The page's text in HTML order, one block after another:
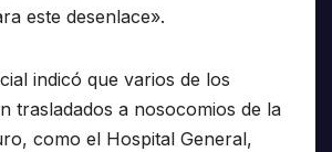
este desenlace».
indicó que varios de los
trasladados a nosocomios de la
como el Hospital General,